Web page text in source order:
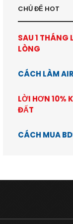
CHỦ ĐỂ HOT
SAU 1 THÁNG
LÒNG
CÁCH LÀM
LỜI HƠN 10%
ĐẤT
CÁCH MUA